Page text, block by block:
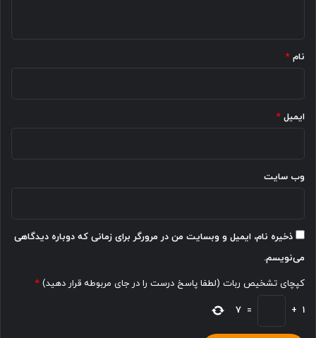
نام *
ایمیل *
وب‌ سایت
ذخیره نام، ایمیل و وبسایت من در مرورگر برای زمانی که دوباره دیدگاهی
می‌نویسم.
کپچای تشخیص ربات (لطفا پاسخ درست را در جای مربوطه قرار دهید) *
1
+
=
7